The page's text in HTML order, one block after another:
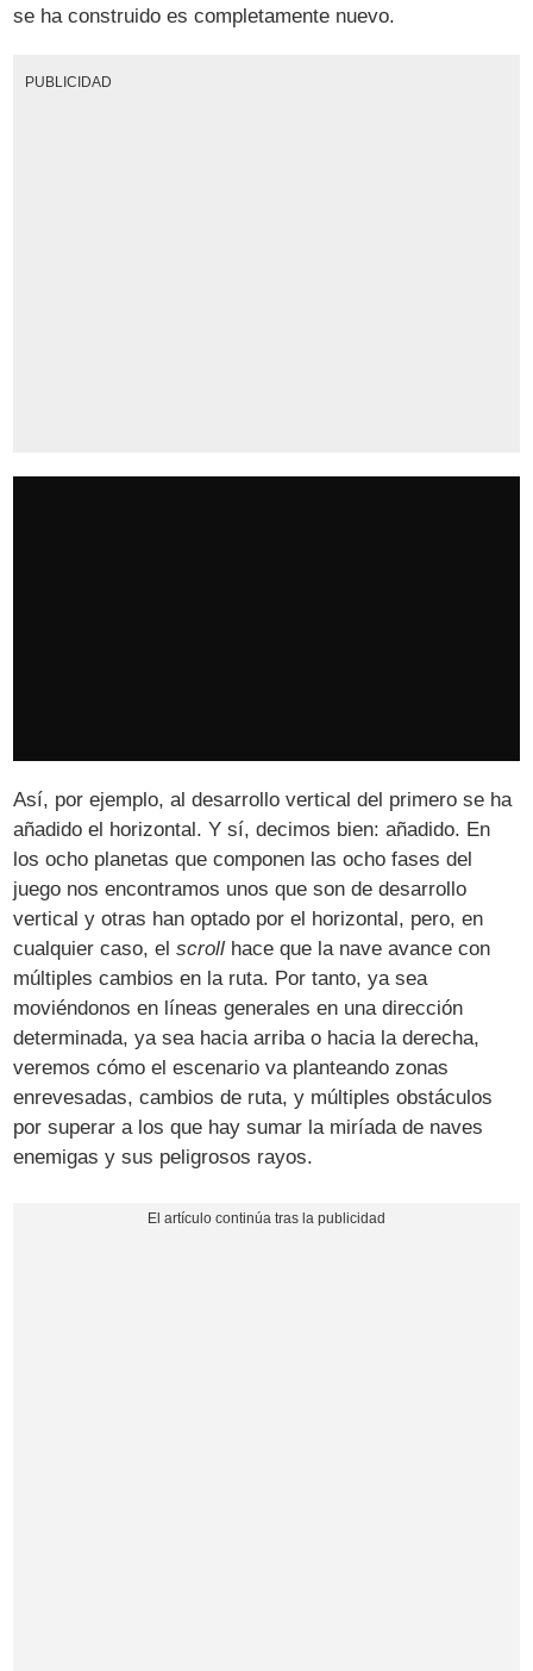
se ha construido es completamente nuevo.
PUBLICIDAD
Así, por ejemplo, al desarrollo vertical del primero se ha
añadido el horizontal. Y sí, decimos bien: añadido. En
los ocho planetas que componen las ocho fases del
juego nos encontramos unos que son de desarrollo
vertical y otras han optado por el horizontal, pero, en
cualquier caso, elscroll hace que la nave avance con
múltiples cambios en la ruta. Por tanto, ya sea
moviéndonos en líneas generales en una dirección
determinada, ya sea hacia arriba o hacia la derecha,
veremos cómo el escenario va planteando zonas
enrevesadas, cambios de ruta, y múltiples obstáculos
por superar a los que hay sumar la miríada de naves
enemigas y sus peligrosos rayos.